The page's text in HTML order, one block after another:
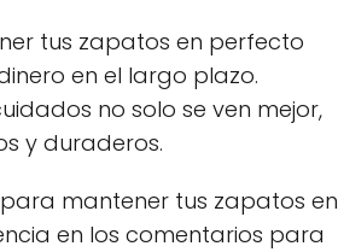
tus zapatos en perfecto
en el largo plazo.
no solo se ven mejor,
y duraderos.
mantener tus zapatos en
en los comentarios para